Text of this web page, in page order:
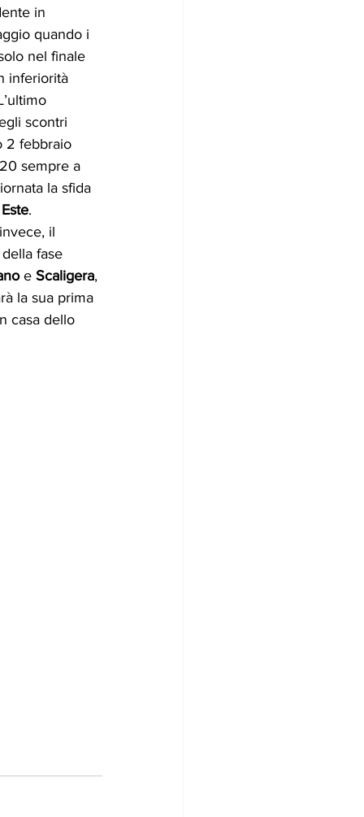
in
quando i
nel finale
inferiorità
scontri
2 febbraio
sempre a
la sfida
.
il
fase
e Scaligera,
la sua prima
casa dello